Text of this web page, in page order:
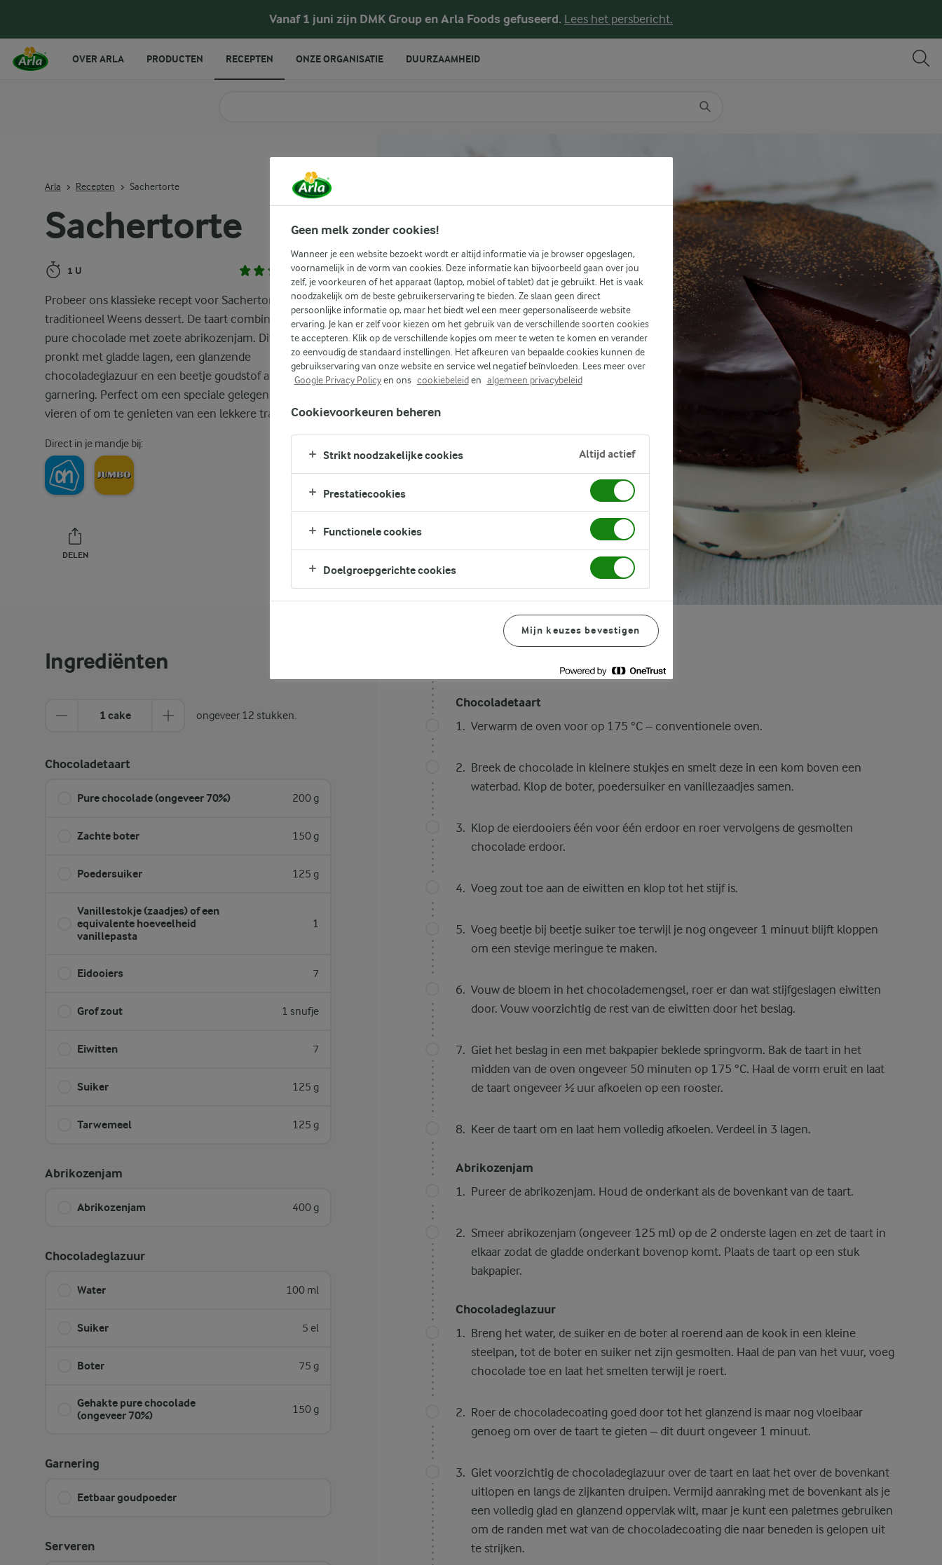
Vanaf 1 juni zijn DMK Group en Arla Foods gefuseerd. Lees het persbericht.
Sachertorte
1 U (1)
Probeer ons klassieke recept voor Sachertorte, een
traditioneel Weens dessert. De taart combineert rijke
pure chocolade met zoete abrikozenjam. Dit dessert
pronkt met gladde lagen, een glanzende
chocoladeglazuur en een beetje goudstof als
garnering. Perfect om een speciale gelegenheid mee te
vieren of om te genieten van een lekkere traktatie.
Direct in je mandje bij:
DELEN
Arla Recepten Sachertorte
Ingrediënten
1 cake ongeveer 12 stukken.
Chocoladetaart
Pure chocolade (ongeveer 70%) 200 g
Zachte boter 150 g
Poedersuiker 125 g
Vanillestokje (zaadjes) of een
equivalente hoeveelheid
vanillepasta
1
Eidooiers 7
Grof zout 1 snufje
Eiwitten 7
Suiker 125 g
Tarwemeel 125 g
Abrikozenjam
Abrikozenjam 400 g
Chocoladeglazuur
Water 100 ml
Suiker 5 el
Boter 75 g
Gehakte pure chocolade
(ongeveer 70%)
150 g
Garnering
Eetbaar goudpoeder
Serveren
Bereidingswijze
Chocoladetaart
Verwarm de oven voor op 175 °C – conventionele oven.
Breek de chocolade in kleinere stukjes en smelt deze in een kom boven een
waterbad. Klop de boter, poedersuiker en vanillezaadjes samen.
Klop de eierdooiers één voor één erdoor en roer vervolgens de gesmolten
chocolade erdoor.
Voeg zout toe aan de eiwitten en klop tot het stijf is.
Voeg beetje bij beetje suiker toe terwijl je nog ongeveer 1 minuut blijft kloppen
om een stevige meringue te maken.
Vouw de bloem in het chocolademengsel, roer er dan wat stijfgeslagen eiwitten
door. Vouw voorzichtig de rest van de eiwitten door het beslag.
Giet het beslag in een met bakpapier beklede springvorm. Bak de taart in het
midden van de oven ongeveer 50 minuten op 175 °C. Haal de vorm eruit en laat
de taart ongeveer ½ uur afkoelen op een rooster.
Keer de taart om en laat hem volledig afkoelen. Verdeel in 3 lagen.
Abrikozenjam
Pureer de abrikozenjam. Houd de onderkant als de bovenkant van de taart.
Smeer abrikozenjam (ongeveer 125 ml) op de 2 onderste lagen en zet de taart in
elkaar zodat de gladde onderkant bovenop komt. Plaats de taart op een stuk
bakpapier.
Chocoladeglazuur
Breng het water, de suiker en de boter al roerend aan de kook in een kleine
steelpan, tot de boter en suiker net zijn gesmolten. Haal de pan van het vuur, voeg
chocolade toe en laat het smelten terwijl je roert.
Roer de chocoladecoating goed door tot het glanzend is maar nog vloeibaar
genoeg om over de taart te gieten – dit duurt ongeveer 1 minuut.
Giet voorzichtig de chocoladeglazuur over de taart en laat het over de bovenkant
uitlopen en langs de zijkanten druipen. Vermijd aanraking met de bovenkant als je
een volledig glad en glanzend oppervlak wilt, maar je kunt een paletmes gebruiken
om de randen met wat van de chocoladecoating die naar beneden is gelopen uit
te strijken.
OVER ARLA PRODUCTEN RECEPTEN ONZE ORGANISATIE DUURZAAMHEID
Geen melk zonder cookies!
Wanneer je een website bezoekt wordt er altijd informatie via je browser opgeslagen,
voornamelijk in de vorm van cookies. Deze informatie kan bijvoorbeeld gaan over jou
zelf, je voorkeuren of het apparaat (laptop, mobiel of tablet) dat je gebruikt. Het is vaak
noodzakelijk om de beste gebruikerservaring te bieden. Ze slaan geen direct
persoonlijke informatie op, maar het biedt wel een meer gepersonaliseerde website
ervaring. Je kan er zelf voor kiezen om het gebruik van de verschillende soorten cookies
te accepteren. Klik op de verschillende kopjes om meer te weten te komen en verander
zo eenvoudig de standaard instellingen. Het afkeuren van bepaalde cookies kunnen de
gebruikservaring van onze website en service wel negatief beïnvloeden. Lees meer over
Google Privacy Policyen ons cookiebeleiden algemeen privacybeleid
Cookievoorkeuren beheren
Strikt noodzakelijke cookies Altijd actief
Prestatiecookies
Functionele cookies
Doelgroepgerichte cookies
Mijn keuzes bevestigen